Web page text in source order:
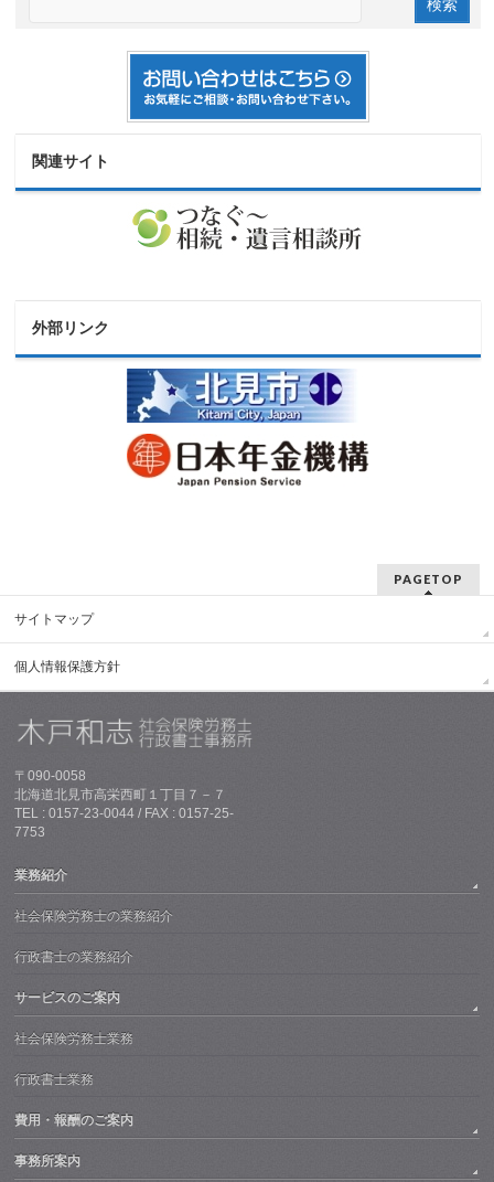
関連サイト
外部リンク
PAGETOP
サイトマップ
個人情報保護方針
〒090-0058
北海道北見市高栄西町１丁目７－７
TEL : 0157-23-0044 / FAX : 0157-25-
7753
業務紹介
社会保険労務士の業務紹介
行政書士の業務紹介
サービスのご案内
社会保険労務士業務
行政書士業務
費用・報酬のご案内
事務所案内